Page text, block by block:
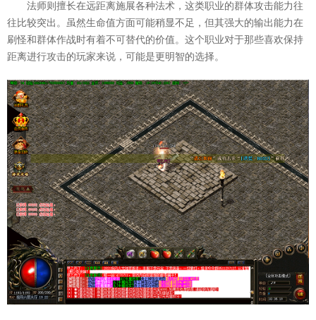
法师则擅长在远距离施展各种法术，这类职业的群体攻击能力往
往比较突出。虽然生命值方面可能稍显不足，但其强大的输出能力在
刷怪和群体作战时有着不可替代的价值。这个职业对于那些喜欢保持
距离进行攻击的玩家来说，可能是更明智的选择。